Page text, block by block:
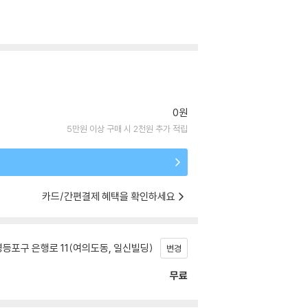
0원
5만원 이상 구매 시 2천원 추가 적립
카드/간편결제 혜택을 확인하세요
포구 은행로 11(여의도동, 일신빌딩) 변경
무료